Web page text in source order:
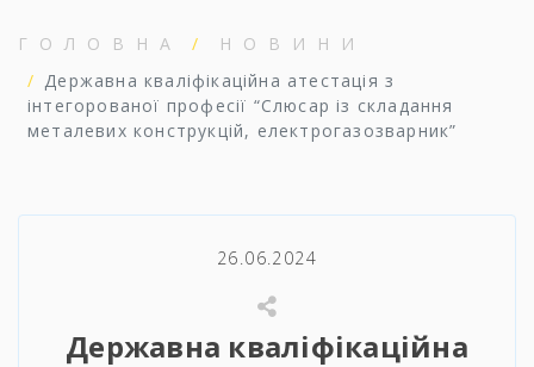
ГОЛОВНА
НОВИНИ
Державна кваліфікаційна атестація з
інтегорованої професії “Слюсар із складання
металевих конструкцій, електрогазозварник”
26.06.2024
Державна кваліфікаційна